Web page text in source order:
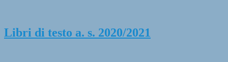
Libri di testo a. s. 2020/2021